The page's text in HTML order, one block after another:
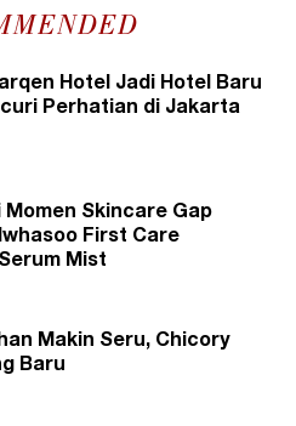
Hotel Jadi Hotel Baru
Perhatian di Jakarta
Momen Skincare Gap
First Care
Mist
Makin Seru, Chicory
Baru